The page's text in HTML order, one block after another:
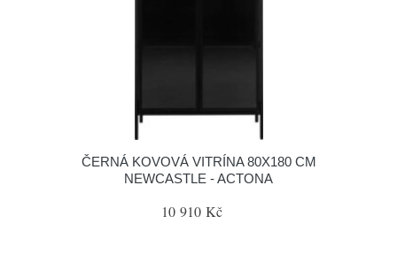
ČERNÁ KOVOVÁ VITRÍNA 80X180 CM
NEWCASTLE - ACTONA
10 910 Kč